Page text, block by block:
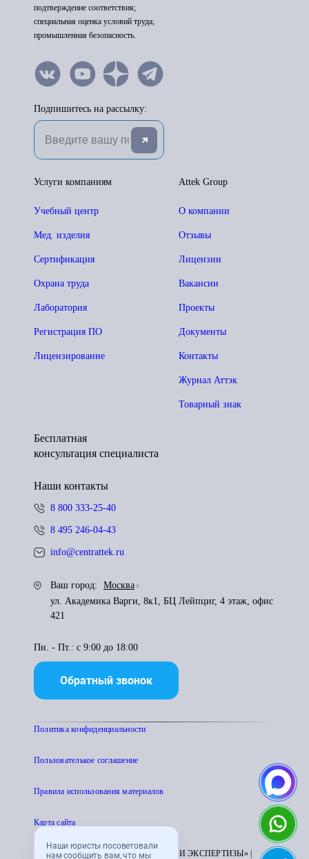
Наши юристы посоветовали
нам сообщить вам, что мы
подтверждение соответствия;
специальная оценка условий труда;
промышленная безопасность.
Подпишитесь на рассылку:
Attek Group
О компании
Отзывы
Лицензии
Вакансии
Проекты
Документы
Контакты
Журнал Аттэк
Товарный знак
Услуги компаниям
Учебный центр
Мед. изделия
Сертификация
Охрана труда
Лаборатория
Регистрация ПО
Лицензирование
Бесплатная
консультация специалиста
Наши контакты
8 800 333-25-40
8 495 246-04-43
info@centrattek.ru
Ваш город:
Москва
ул. Академика Варги, 8к1, БЦ Лейпциг, 4 этаж, офис
421
Пн. - Пт.: с 9:00 до 18:00
Обратный звонок
Политика конфиденциальности
Пользователькое соглашение
Правила использования материалов
Карта сайта
© 1995 - 2026 «ЦЕНТР АТТЕСТАЦИИ И ЭКСПЕРТИЗЫ» |